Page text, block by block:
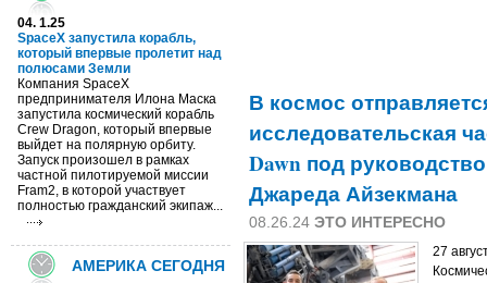
04. 1.25
SpaceX запустила корабль,
который впервые пролетит над
полюсами Земли
Компания SpaceX
предпринимателя Илона Маска
запустила космический корабль
Crew Dragon, который впервые
выйдет на полярную орбиту.
Запуск произошел в рамках
частной пилотируемой миссии
Fram2, в которой участвует
полностью гражданский экипаж...
АМЕРИКА СЕГОДНЯ
В космос
исследовательская
Dawn под
Джареда Айзекмана
08.26.24 ЭТО ИНТЕРЕСНО
27